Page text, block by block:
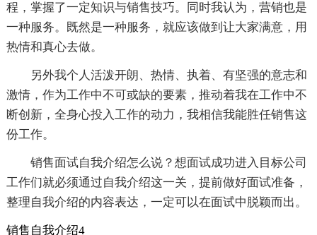
程，掌握了一定知识与销售技巧。同时我认为，营销也是
一种服务。既然是一种服务，就应该做到让大家满意，用
热情和真心去做。
另外我个人活泼开朗、热情、执着、有坚强的意志和
激情，作为工作中不可或缺的要素，推动着我在工作中不
断创新，全身心投入工作的动力，我相信我能胜任销售这
份工作。
销售面试自我介绍怎么说？想面试成功进入目标公司
工作们就必须通过自我介绍这一关，提前做好面试准备，
整理自我介绍的内容表达，一定可以在面试中脱颖而出。
销售自我介绍4